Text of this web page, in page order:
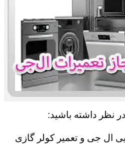
نظر داشته باشید:
ال جی و تعمیر کولر گازی